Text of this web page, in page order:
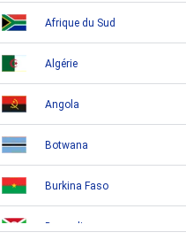
Afrique du Sud
Algérie
Angola
Botwana
Burkina Faso
Burundi